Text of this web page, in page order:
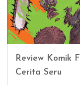
Review Komik
Cerita Seru